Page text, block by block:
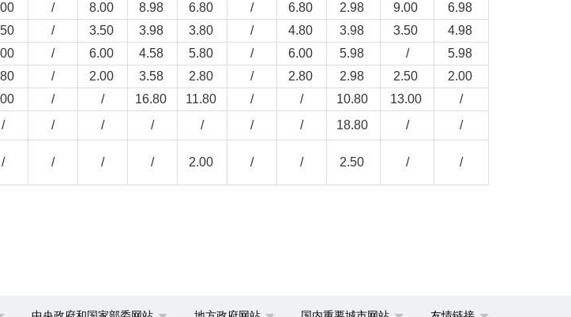
/ 8.00 8.98 6.80 / 6.80 2.98 9.00
6.98
/ 3.50 3.98 3.80 / 4.80 3.98 3.50
4.98
/ 6.00 4.58 5.80 / 6.00 5.98 /
5.98
/ 2.00 3.58 2.80 / 2.80 2.98 2.50
2.00
/ / 16.80 11.80 / / 10.80 13.00
/
/ / / / / / / 18.80 / /
/ / / / 2.00 / / 2.50 / /